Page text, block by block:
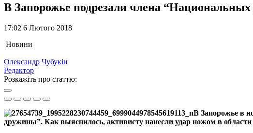
В Запорожье подрезали члена
17:02 6 Лютого 2018
Новини
Олександр Чубукін
Редактор
Розкажіть про статтю:
В Запорожье в
дружины”. Как выяснилось, активисту нанесли удар ножом в области